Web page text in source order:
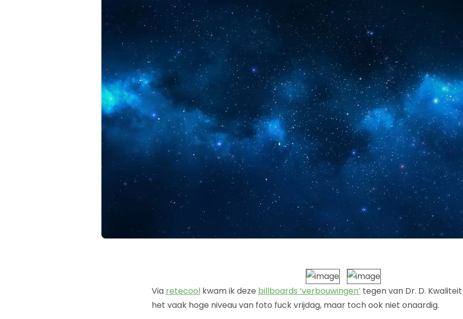
Via retecoolkwam ik deze billboards ‘verbouwingen’ tegen van Dr. D.
het vaak hoge niveau van foto fuck vrijdag, maar toch ook niet onaardig.